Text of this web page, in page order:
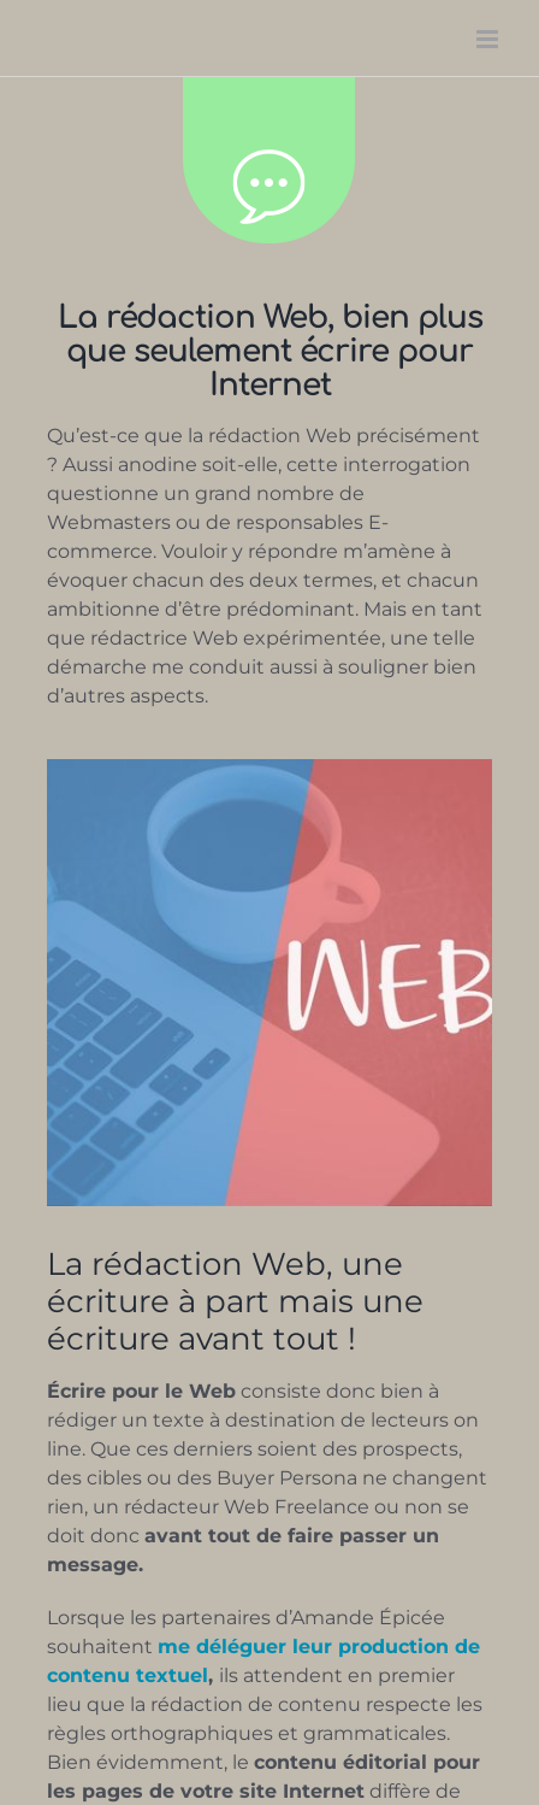
contenu
La rédaction Web, bien plus
que seulement écrire pour
Internet
Qu’est-ce que la rédaction Web précisément
? Aussi anodine soit-elle, cette interrogation
questionne un grand nombre de
Webmasters ou de responsables E-
commerce. Vouloir y répondre m’amène à
évoquer chacun des deux termes, et chacun
ambitionne d’être prédominant. Mais en tant
que rédactrice Web expérimentée, une telle
démarche me conduit aussi à souligner bien
d’autres aspects.
La rédaction Web, une
écriture à part mais une
écriture avant tout !
Écrire pour le Webconsiste donc bien à
rédiger un texte à destination de lecteurs on
line. Que ces derniers soient des prospects,
des cibles ou des Buyer Persona ne changent
rien, un rédacteur Web Freelance ou non se
doit donc avant tout de faire passer un
message.
Lorsque les partenaires d’Amande Épicée
souhaitent me déléguer leur production de
contenu textuel, ils attendent en premier
lieu que la rédaction de contenu respecte les
règles orthographiques et grammaticales.
Bien évidemment, le contenu éditorial pour
les pages de votre site Internetdiffère de